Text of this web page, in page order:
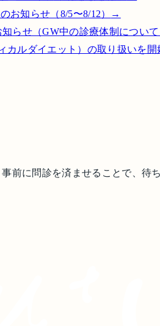
お知らせ（8/5〜8/12）
→
らせ（GW中の診療体制について
カルダイエット）の取り扱いを開
前に問診を済ませることで、待